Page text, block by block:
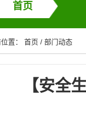
首页
置： 首页 / 部门动态
【安